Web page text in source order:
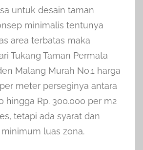
untuk desain taman
minimalis tentunya
area terbatas maka
Tukang Taman Permata
Malang Murah No.1 harga
meter perseginya antara
hingga Rp. 300.000 per m2
tetapi ada syarat dan
luas zona.